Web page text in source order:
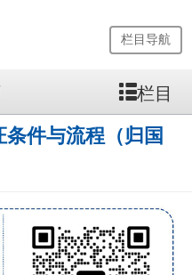
栏目导航
栏目
件与流程（归国